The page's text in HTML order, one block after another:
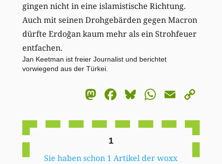
gingen nicht in eine islamistische Richtung.
Auch mit seinen Drohgebärden gegen Macron
dürfte Erdoğan kaum mehr als ein Strohfeuer
entfachen.
Jan Keetman ist freier Journalist und berichtet
vorwiegend aus der Türkei.
Mastodon
Facebook
BlueskyEmail
1
Sie haben schon 1 Artikel der woxx